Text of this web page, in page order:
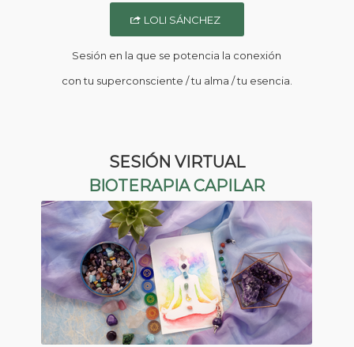
LOLI SÁNCHEZ
Sesión en la que se potencia la conexión
con tu superconsciente / tu alma / tu esencia.
SESIÓN VIRTUAL
BIOTERAPIA CAPILAR